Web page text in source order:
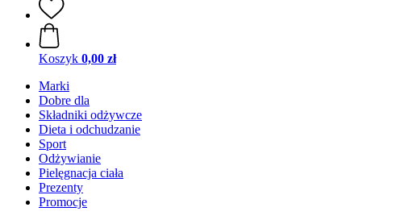
Koszyk 0,00 zł
Marki
Dobre dla
Składniki odżywcze
Dieta i odchudzanie
Sport
Odżywianie
Pielęgnacja ciała
Prezenty
Promocje